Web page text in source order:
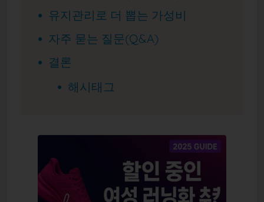
유지관리로 더 뽑는 가성비
자주 묻는 질문(Q&A)
결론
해시태그